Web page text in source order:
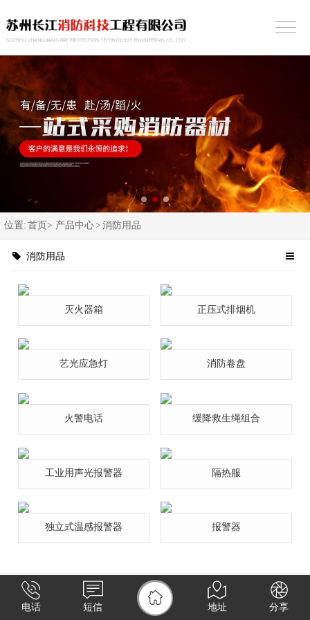
位置: 首页> 产品中心> 消防用品
消防用品
灭火器箱 正压式排烟机
艺光应急灯 消防卷盘
火警电话 缓降救生绳组合
工业用声光报警器 隔热服
独立式温感报警器 报警器
电话 短信 地址 分享